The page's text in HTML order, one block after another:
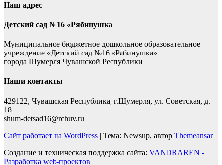
Наш адрес
Детский сад №16 «Рябинушка
Муниципальное бюджетное дошкольное образовательное
учреждение «Детский сад №16 «Рябинушка»
города Шумерля Чувашской Республики
Наши контакты
429122, Чувашская Республика, г.Шумерля, ул. Советская, д.
18
shum-detsad16@rchuv.ru
Сайт работает на WordPress | Тема: Newsup, автор Themeansar
Создание и техническая поддержка сайта: VANDRAREN -
Разработка web-проектов